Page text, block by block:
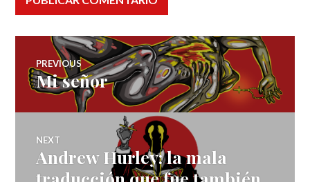
Navegación
de
entradas
PREVIOUS
Previous
post:
Mi señor
NEXT
Next
post:
Andrew Hurley: la mala